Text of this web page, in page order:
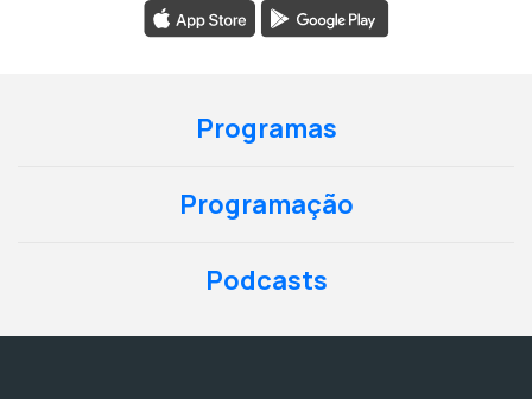
Programas
Programação
Podcasts